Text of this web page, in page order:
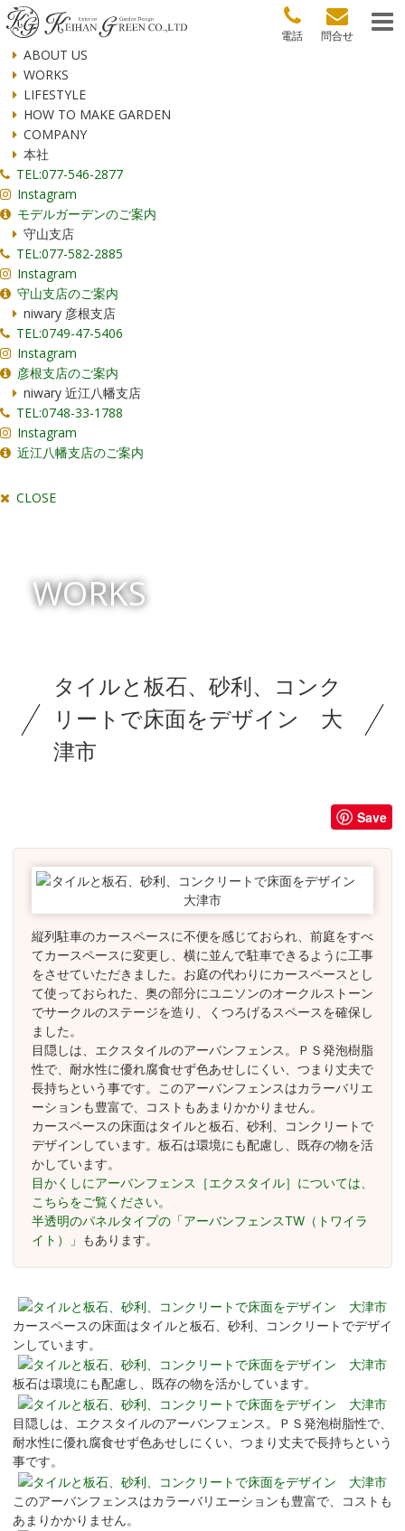
問合せ
電話
ABOUT US
WORKS
LIFESTYLE
HOW TO MAKE GARDEN
COMPANY
本社
TEL:077-546-2877
Instagram
モデルガーデンのご案内
守山支店
TEL:077-582-2885
Instagram
守山支店のご案内
niwary 彦根支店
TEL:0749-47-5406
Instagram
彦根支店のご案内
niwary 近江八幡支店
TEL:0748-33-1788
Instagram
近江八幡支店のご案内
CLOSE
WORKS
タイルと板石、砂利、コンク
リートで床面をデザイン 大
津市
Save
縦列駐車のカースペースに不便を感じておられ、前庭をすべ
てカースペースに変更し、横に並んで駐車できるように工事
をさせていただきました。お庭の代わりにカースペースとし
て使っておられた、奥の部分にユニソンのオークルストーン
でサークルのステージを造り、くつろげるスペースを確保し
ました。
目隠しは、エクスタイルのアーバンフェンス。ＰＳ発泡樹脂
性で、耐水性に優れ腐食せず色あせしにくい、つまり丈夫で
長持ちという事です。このアーバンフェンスはカラーバリエ
ーションも豊富で、コストもあまりかかりません。
カースペースの床面はタイルと板石、砂利、コンクリートで
デザインしています。板石は環境にも配慮し、既存の物を活
かしています。
目かくしにアーバンフェンス［エクスタイル］については、
こちらをご覧ください。
半透明のパネルタイプの「アーバンフェンスTW（トワイラ
イト）」 もあります。
カースペースの床面はタイルと板石、砂利、コンクリートでデザイ
ンしています。
板石は環境にも配慮し、既存の物を活かしています。
目隠しは、エクスタイルのアーバンフェンス。ＰＳ発泡樹脂性で、
耐水性に優れ腐食せず色あせしにくい、つまり丈夫で長持ちという
事です。
このアーバンフェンスはカラーバリエーションも豊富で、コストも
あまりかかりません。